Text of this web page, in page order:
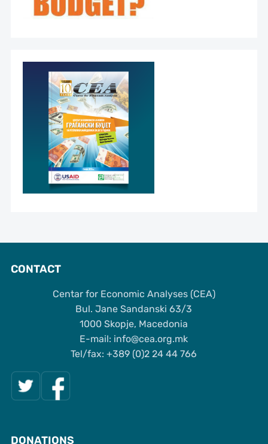
CONTACT
Centar for Economic Analyses (CEA)
Bul. Jane Sandanski 63/3
1000 Skopje, Macedonia
Е-mail: info@cea.org.mk
Tel/fax: +389 (0)2 24 44 766
DONATIONS